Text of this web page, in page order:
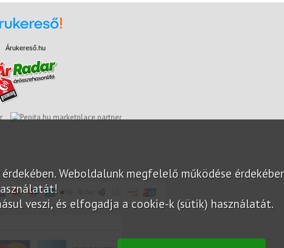
Weboldalunk megfelelő működése
veszi, és elfogadja a cookie-k (sütik) használatát.
Árukereső.hu
marketplace partner